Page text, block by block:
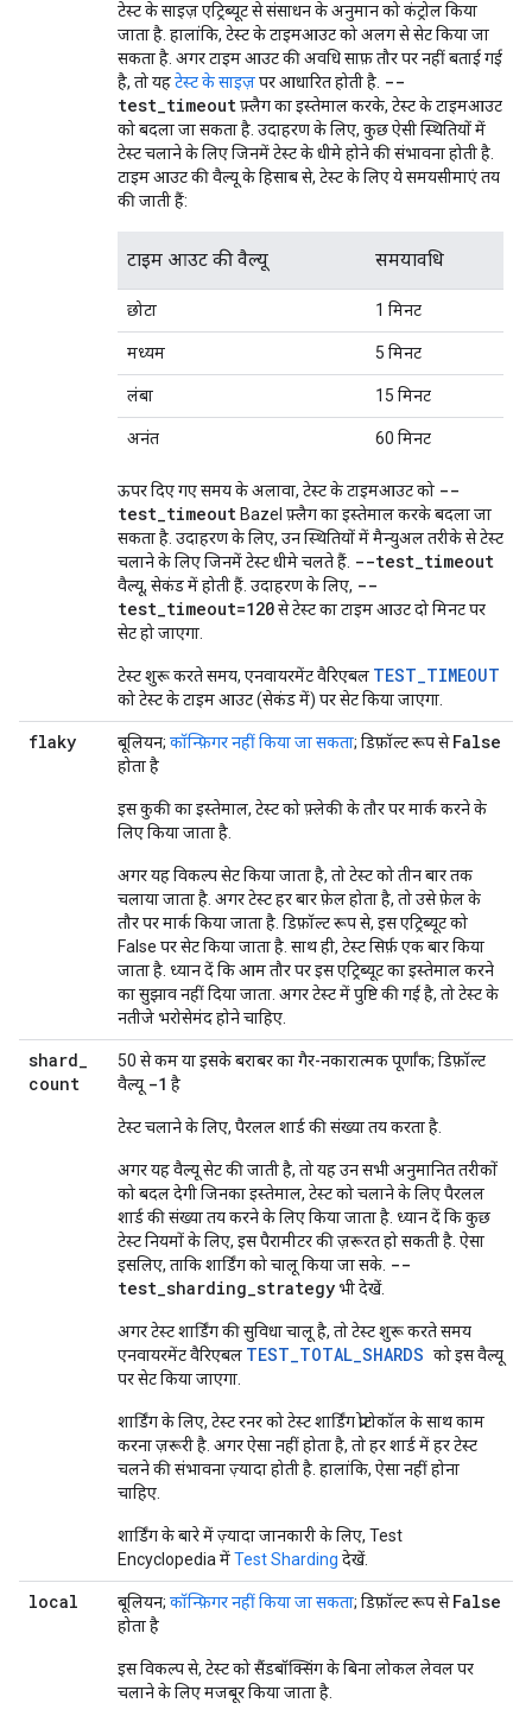
टेस्ट के साइज़ एट्रिब्यूट से संसाधन के अनुमान को कंट्रोल किया
जाता है. हालांकि, टेस्ट के टाइमआउट को अलग से सेट किया जा
सकता है. अगर टाइम आउट की अवधि साफ़ तौर पर नहीं बताई गई
है, तो यहटेस्ट के साइज़पर आधारित होती है. --
test_timeoutफ़्लैग का इस्तेमाल करके, टेस्ट के टाइमआउट
को बदला जा सकता है. उदाहरण के लिए, कुछ ऐसी स्थितियों में
टेस्ट चलाने के लिए जिनमें टेस्ट के धीमे होने की संभावना होती है.
टाइम आउट की वैल्यू के हिसाब से, टेस्ट के लिए ये समयसीमाएं तय
की जाती हैं:
टाइम आउट की वैल्यू समयावधि
छोटा 1 मिनट
मध्यम 5 मिनट
लंबा 15 मिनट
अनंत 60 मिनट
ऊपर दिए गए समय के अलावा, टेस्ट के टाइमआउट को --
test_timeout Bazel फ़्लैग का इस्तेमाल करके बदला जा
सकता है. उदाहरण के लिए, उन स्थितियों में मैन्युअल तरीके से टेस्ट
चलाने के लिए जिनमें टेस्ट धीमे चलते हैं. --test_timeout
वैल्यू, सेकंड में होती हैं. उदाहरण के लिए, --
test_timeout=120से टेस्ट का टाइम आउट दो मिनट पर
सेट हो जाएगा.
टेस्ट शुरू करते समय, एनवायरमेंट वैरिएबल TEST_TIMEOUT
को टेस्ट के टाइम आउट (सेकंड में) पर सेट किया जाएगा.
flaky बूलियन; कॉन्फ़िगर नहीं किया जा सकता; डिफ़ॉल्ट रूप सेFalse
होता है
इस कुकी का इस्तेमाल, टेस्ट को फ़्लेकी के तौर पर मार्क करने के
लिए किया जाता है.
अगर यह विकल्प सेट किया जाता है, तो टेस्ट को तीन बार तक
चलाया जाता है. अगर टेस्ट हर बार फ़ेल होता है, तो उसे फ़ेल के
तौर पर मार्क किया जाता है. डिफ़ॉल्ट रूप से, इस एट्रिब्यूट को
False पर सेट किया जाता है. साथ ही, टेस्ट सिर्फ़ एक बार किया
जाता है. ध्यान दें कि आम तौर पर इस एट्रिब्यूट का इस्तेमाल करने
का सुझाव नहीं दिया जाता. अगर टेस्ट में पुष्टि की गई है, तो टेस्ट के
नतीजे भरोसेमंद होने चाहिए.
shard_
count
50 से कम या इसके बराबर का गैर-नकारात्मक पूर्णांक; डिफ़ॉल्ट
वैल्यू -1 है
टेस्ट चलाने के लिए, पैरलल शार्ड की संख्या तय करता है.
अगर यह वैल्यू सेट की जाती है, तो यह उन सभी अनुमानित तरीकों
को बदल देगी जिनका इस्तेमाल, टेस्ट को चलाने के लिए पैरलल
शार्ड की संख्या तय करने के लिए किया जाता है. ध्यान दें कि कुछ
टेस्ट नियमों के लिए, इस पैरामीटर की ज़रूरत हो सकती है. ऐसा
इसलिए, ताकि शार्डिंग को चालू किया जा सके. --
test_sharding_strategy भी देखें.
अगर टेस्ट शार्डिंग की सुविधा चालू है, तो टेस्ट शुरू करते समय
एनवायरमेंट वैरिएबल TEST_TOTAL_SHARDS को इस वैल्यू
पर सेट किया जाएगा.
शार्डिंग के लिए, टेस्ट रनर को टेस्ट शार्डिंग प्रोटोकॉल के साथ काम
करना ज़रूरी है. अगर ऐसा नहीं होता है, तो हर शार्ड में हर टेस्ट
चलने की संभावना ज़्यादा होती है. हालांकि, ऐसा नहीं होना
चाहिए.
शार्डिंग के बारे में ज़्यादा जानकारी के लिए, Test
Encyclopedia मेंTest Sharding देखें.
local बूलियन; कॉन्फ़िगर नहीं किया जा सकता; डिफ़ॉल्ट रूप सेFalse
होता है
इस विकल्प से, टेस्ट को सैंडबॉक्सिंग के बिना लोकल लेवल पर
चलाने के लिए मजबूर किया जाता है.